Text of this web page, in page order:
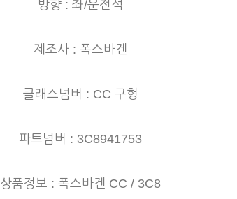
방향 : 좌/운전석
제조사 : 폭스바겐
클래스넘버 : CC 구형
파트넘버 : 3C8941753
상품정보 : 폭스바겐 CC / 3C8